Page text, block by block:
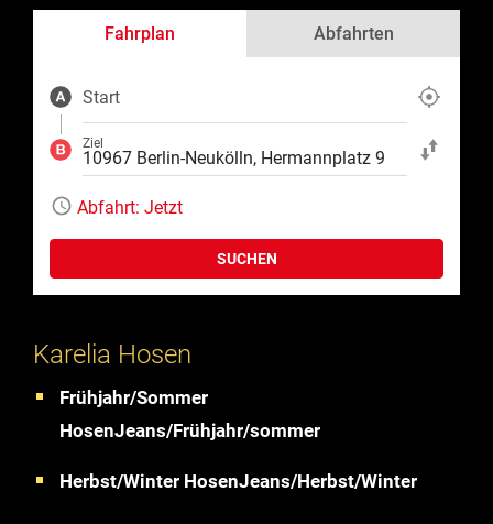
Fahrplan Abfahrten
Start
Ziel
Start und Ziel
Abfahrt: Jetzt
SUCHEN
Karelia Hosen
Frühjahr/Sommer
HosenJeans/Frühjahr/sommer
Herbst/Winter HosenJeans/Herbst/Winter